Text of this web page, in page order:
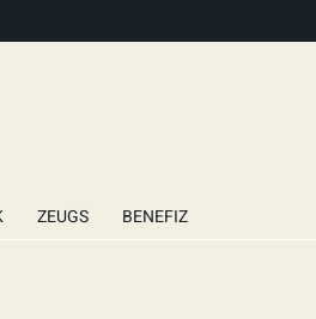
ZEUGS BENEFIZ